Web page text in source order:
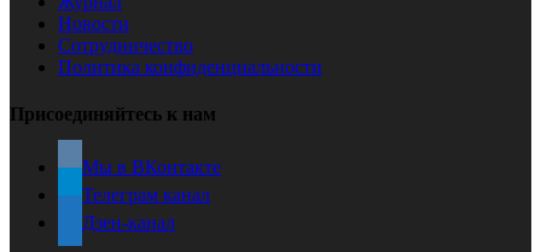
Новости
Сотрудничество
Политика конфиденциальности
Присоединяйтесь к нам
Мы в ВКонтакте
Телеграм канал
Дзен-канал